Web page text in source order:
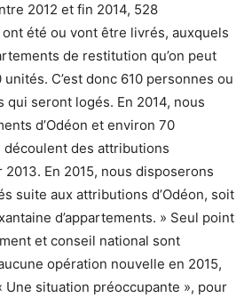
2012 et fin 2014, 528
été ou vont être livrés, auxquels
de restitution qu’on peut
C’est donc 610 personnes ou
qui seront logés. En 2014, nous
d’Odéon et environ 70
des attributions
2013. En 2015, nous disposerons
suite aux attributions d’Odéon, soit
d’appartements. » Seul point
et conseil national sont
opération nouvelle en 2015,
Une situation préoccupante », pour